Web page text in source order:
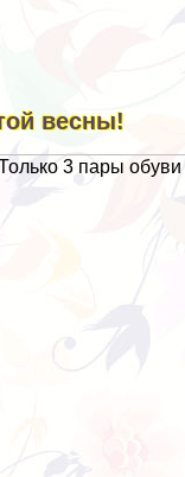
весны!